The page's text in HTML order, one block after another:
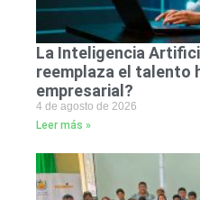
La Inteligencia
reemplaza el talento
empresarial?
4 de agosto de 2026
Leer más »